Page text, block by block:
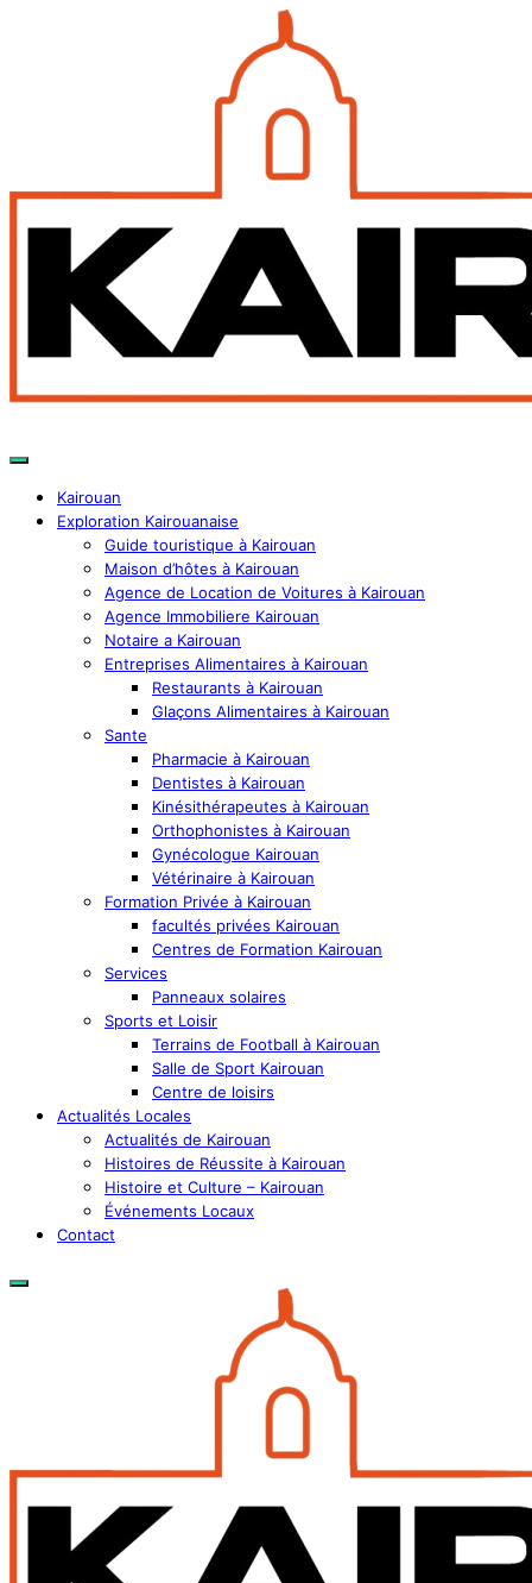
Kairouan
Exploration Kairouanaise
Guide touristique à Kairouan
Maison d’hôtes à Kairouan
Agence de Location de Voitures à Kairouan
Agence Immobiliere Kairouan
Notaire a Kairouan
Entreprises Alimentaires à Kairouan
Restaurants à Kairouan
Glaçons Alimentaires à Kairouan
Sante
Pharmacie à Kairouan
Dentistes à Kairouan
Kinésithérapeutes à Kairouan
Orthophonistes à Kairouan
Gynécologue Kairouan
Vétérinaire à Kairouan
Formation Privée à Kairouan
facultés privées Kairouan
Centres de Formation Kairouan
Services
Panneaux solaires
Sports et Loisir
Terrains de Football à Kairouan
Salle de Sport Kairouan
Centre de loisirs
Actualités Locales
Actualités de Kairouan
Histoires de Réussite à Kairouan
Histoire et Culture – Kairouan
Événements Locaux
Contact